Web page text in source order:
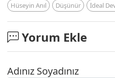
Hüseyin Anıl Düşünür İdeal
Yorum Ekle
Adınız Soyadınız